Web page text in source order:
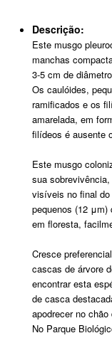
Descrição:
Este musgo
manchas
3-5 cm de
Os caulóides,
ramificados e os
amarelada, em
filídeos é ausente
Este musgo
sua
visíveis no final
pequenos (12 μm)
em floresta,
Cresce
cascas de árvore
encontrar esta
de casca
apodrecer no
No Parque